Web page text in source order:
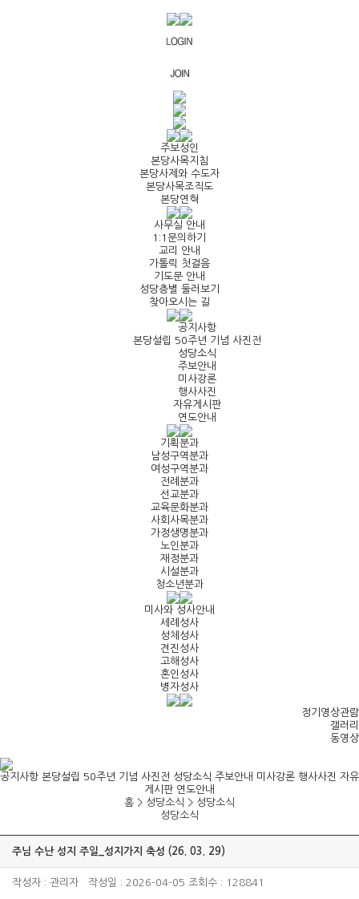
주보성인
본당사목지침
본당사제와 수도자
본당사목조직도
본당연혁
사무실 안내
1:1문의하기
교리 안내
가톨릭 첫걸음
기도문 안내
성당층별 둘러보기
찾아오시는 길
공지사항
본당설립 50주년 기념 사진전
성당소식
주보안내
미사강론
행사사진
자유게시판
연도안내
기획분과
남성구역분과
여성구역분과
전례분과
선교분과
교육문화분과
사회사목분과
가정생명분과
노인분과
재정분과
시설분과
청소년분과
미사와 성사안내
세례성사
성체성사
견진성사
고해성사
혼인성사
병자성사
정기영상관람
갤러리
동영상
공지사항 본당설립 50주년 기념 사진전 성당소식 주보안내 미사강론 행사사진 자유
게시판 연도안내
홈 > 성당소식 > 성당소식
성당소식
주님 수난 성지 주일_성지가지 축성 (26. 03. 29)
작성자 : 관리자 작성일 : 2026-04-05 조회수 : 128841